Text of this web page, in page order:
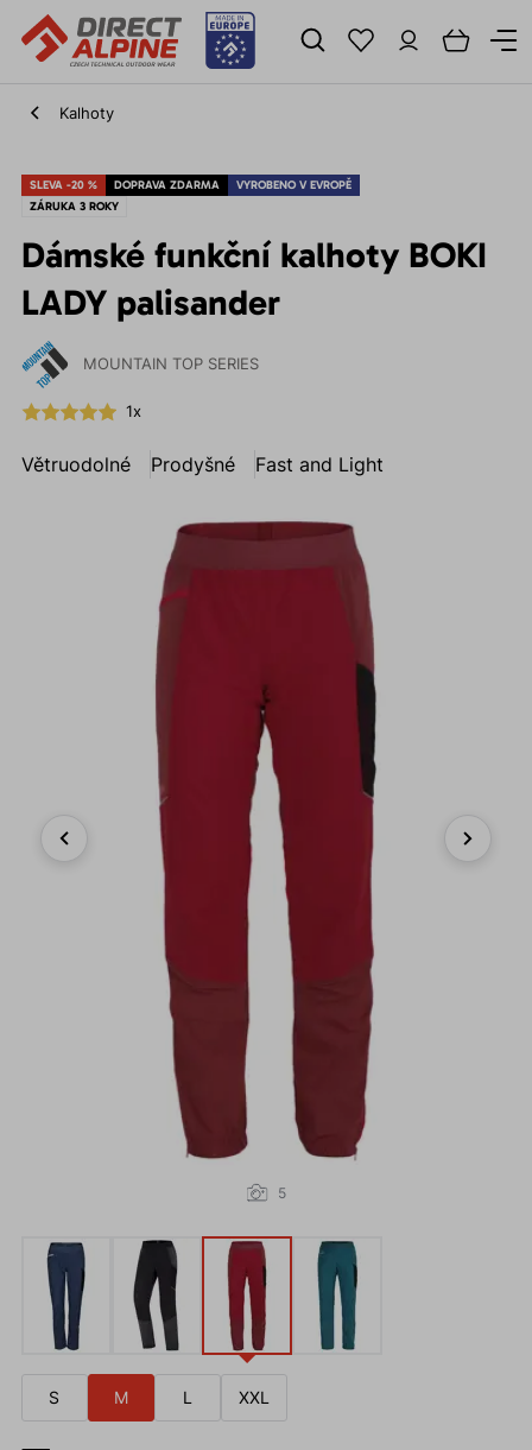
Kalhoty
SLEVA -20 % DOPRAVA ZDARMA
VYROBENO V EVROPĚ
ZÁRUKA 3 ROKY
Dámské funkční kalhoty BOKI
LADY palisander
MOUNTAIN TOP SERIES
1x
Větruodolné Prodyšné Fast and Light
5
S M L XXL